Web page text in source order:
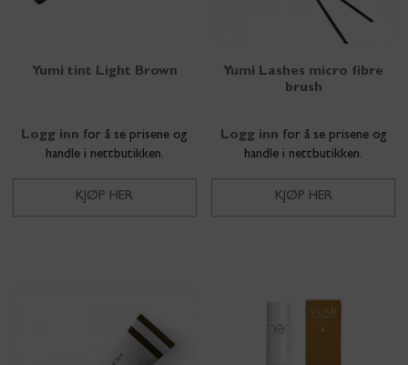
Yumi tint Light Brown
Logg inn for å se prisene og
handle i nettbutikken.
KJØP HER
Yumi Lashes micro fibre
brush
Logg inn for å se prisene og
handle i nettbutikken.
KJØP HER